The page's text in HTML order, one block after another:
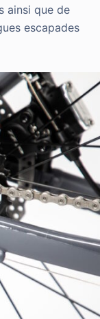
ainsi que de
escapades